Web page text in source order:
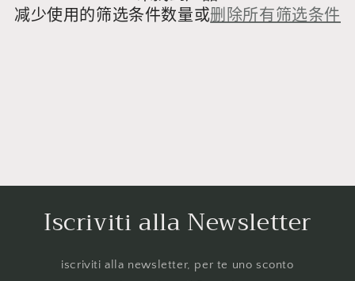
减少使用的筛选条件数量或删除所有筛选条件
Iscriviti alla Newsletter
iscriviti alla newsletter, per te uno sconto